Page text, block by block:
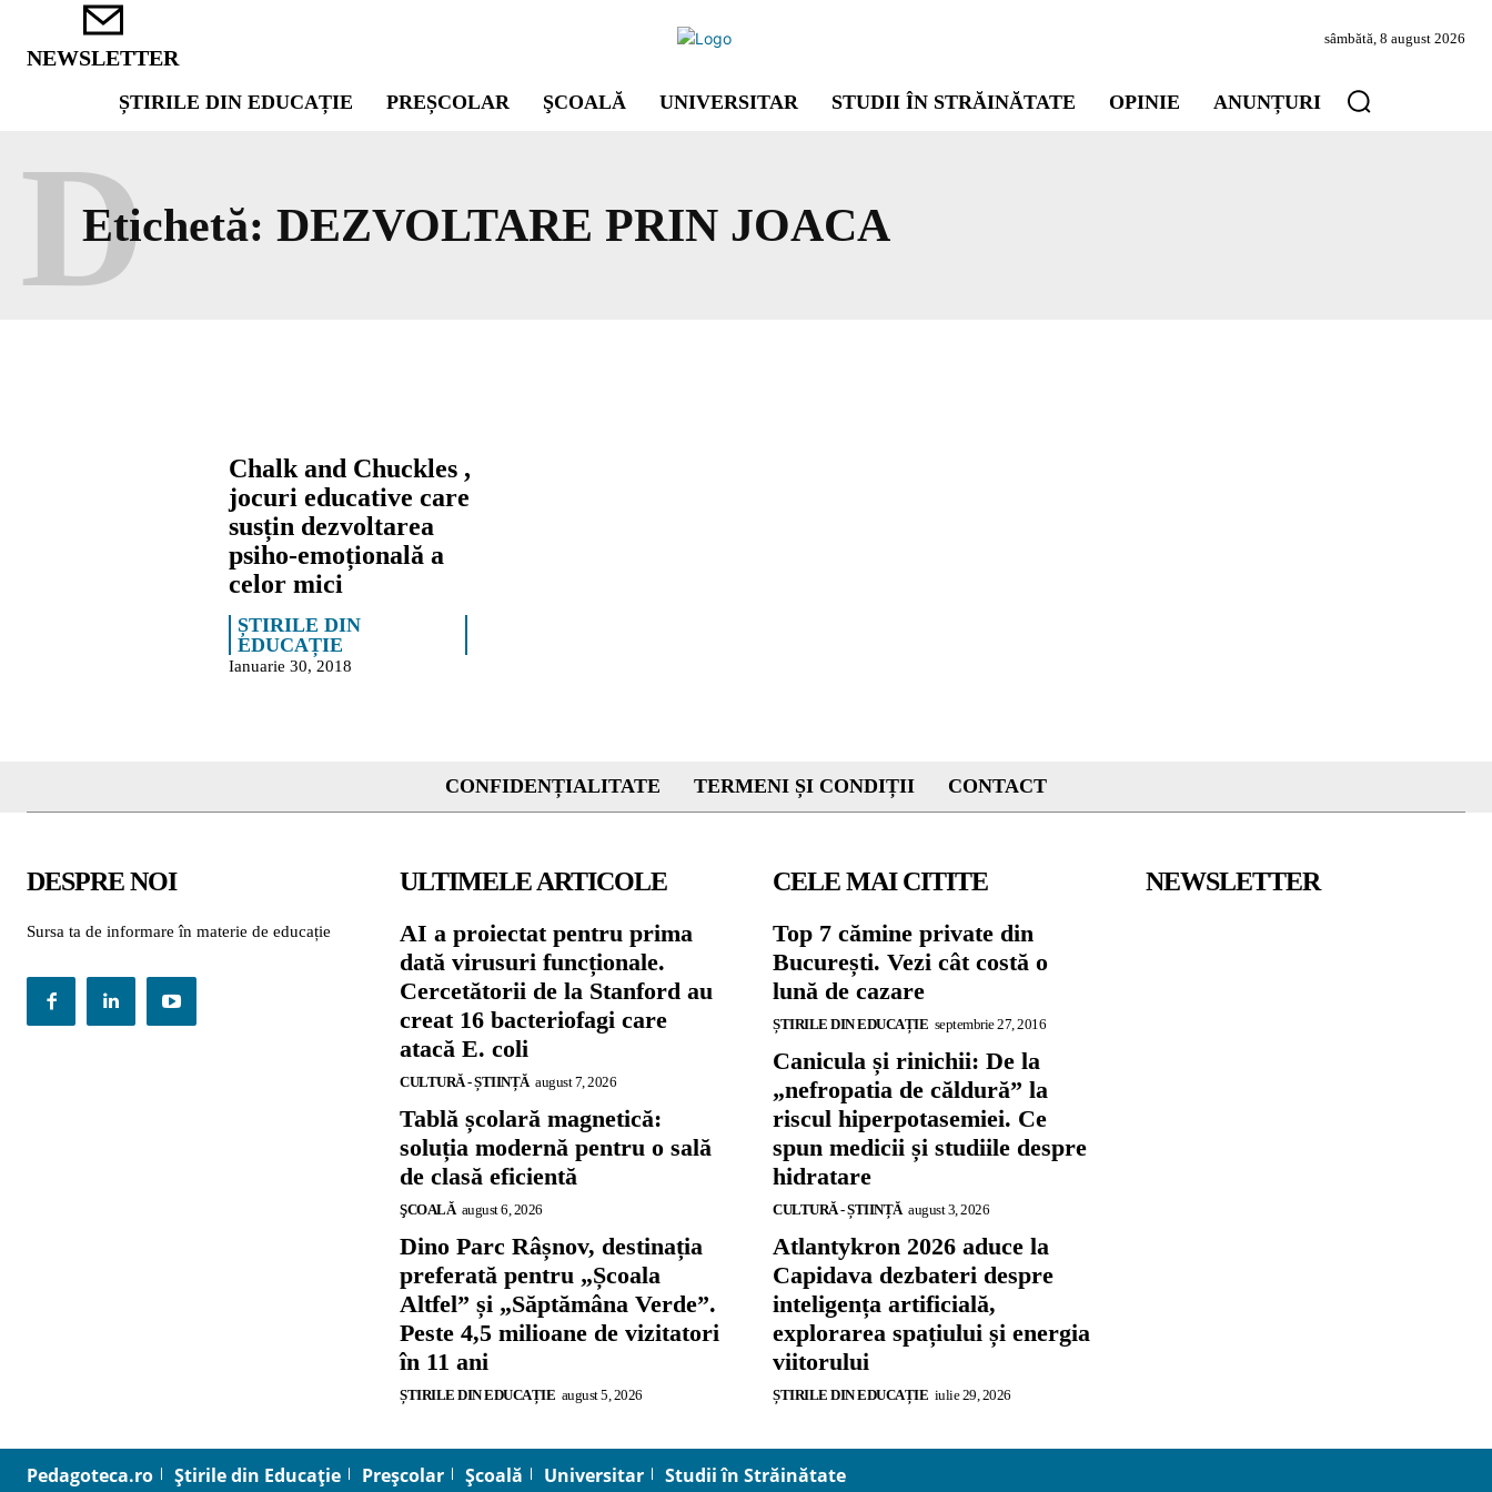
NEWSLETTER
sâmbătă, 8 august 2026
ȘTIRILE DIN EDUCAȚIE PREȘCOLAR ŞCOALĂ UNIVERSITAR STUDII ÎN STRĂINĂTATE OPINIE ANUNȚURI
Etichetă: DEZVOLTARE PRIN JOACA
D
Chalk and Chuckles ,
jocuri educative care
susțin dezvoltarea
psiho-emoțională a
celor mici
ȘTIRILE DIN
EDUCAȚIE
Ianuarie 30, 2018
CONFIDENȚIALITATE TERMENI ȘI CONDIȚII CONTACT
DESPRE NOI
Sursa ta de informare în materie de educație
ULTIMELE ARTICOLE
AI a proiectat pentru prima
dată virusuri funcționale.
Cercetătorii de la Stanford au
creat 16 bacteriofagi care
atacă E. coli
CULTURĂ - ȘTIINȚĂ august 7, 2026
Tablă școlară magnetică:
soluția modernă pentru o sală
de clasă eficientă
ŞCOALĂ august 6, 2026
Dino Parc Râșnov, destinația
preferată pentru „Școala
Altfel” și „Săptămâna Verde”.
Peste 4,5 milioane de vizitatori
în 11 ani
ȘTIRILE DIN EDUCAȚIE august 5, 2026
CELE MAI CITITE
Top 7 cămine private din
București. Vezi cât costă o
lună de cazare
ȘTIRILE DIN EDUCAȚIE septembrie 27, 2016
Canicula și rinichii: De la
„nefropatia de căldură” la
riscul hiperpotasemiei. Ce
spun medicii și studiile despre
hidratare
CULTURĂ - ȘTIINȚĂ august 3, 2026
Atlantykron 2026 aduce la
Capidava dezbateri despre
inteligența artificială,
explorarea spațiului și energia
viitorului
ȘTIRILE DIN EDUCAȚIE iulie 29, 2026
NEWSLETTER
Pedagoteca.ro Știrile din Educație Preșcolar Școală Universitar Studii în Străinătate